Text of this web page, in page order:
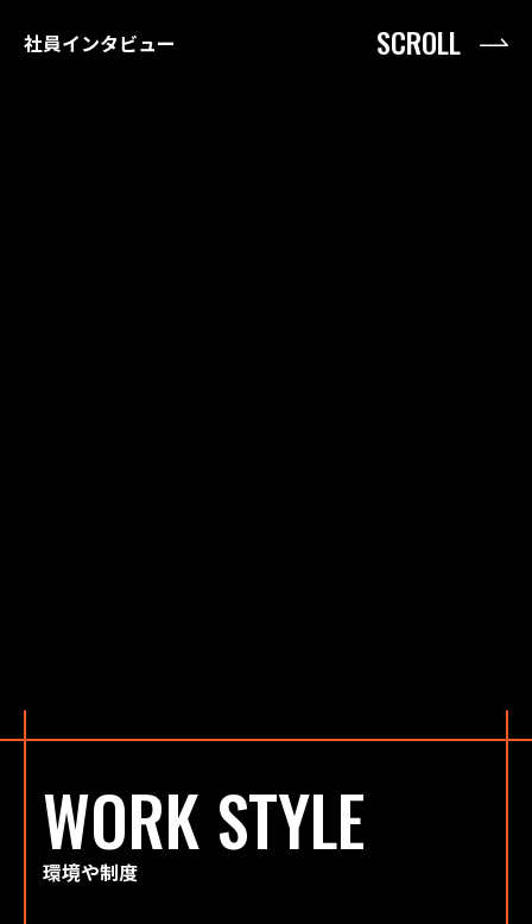
社員インタビュー SCROLL
WORK STYLE
環境や制度